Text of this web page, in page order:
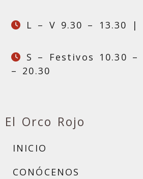
L – V 9.30 – 13.30 |
S – Festivos 10.30
– 20.30
El Orco Rojo
INICIO
CONÓCENOS